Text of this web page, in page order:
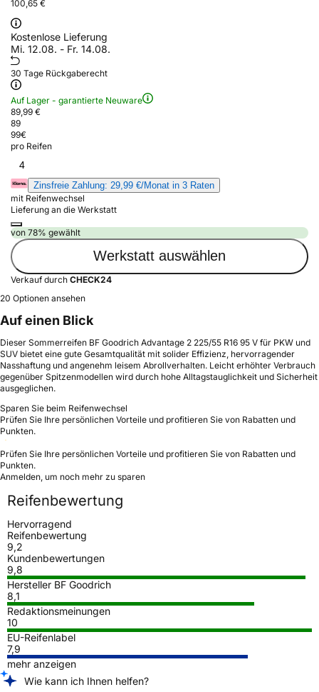
100,65 €
Kostenlose Lieferung
Mi. 12.08. - Fr. 14.08.
30 Tage Rückgaberecht
Auf Lager - garantierte Neuware
89,99 €
89
99€
pro Reifen
4
Zinsfreie Zahlung: 29,99 €/Monat in 3 Raten
mit Reifenwechsel
Lieferung an die Werkstatt
von 78% gewählt
Werkstatt auswählen
Verkauf durch CHECK24
20 Optionen ansehen
Auf einen Blick
Dieser Sommerreifen BF Goodrich Advantage 2 225/55 R16 95 V für PKW und
SUV bietet eine gute Gesamtqualität mit solider Effizienz, hervorragender
Nasshaftung und angenehm leisem Abrollverhalten. Leicht erhöhter Verbrauch
gegenüber Spitzenmodellen wird durch hohe Alltagstauglichkeit und Sicherheit
ausgeglichen.
Sparen Sie beim Reifenwechsel
Prüfen Sie Ihre persönlichen Vorteile und profitieren Sie von Rabatten und
Punkten.
Prüfen Sie Ihre persönlichen Vorteile und profitieren Sie von Rabatten und
Punkten.
Anmelden, um noch mehr zu sparen
Reifenbewertung
Hervorragend
Reifenbewertung
9,2
Kundenbewertungen
9,8
Hersteller BF Goodrich
8,1
Redaktionsmeinungen
10
EU-Reifenlabel
7,9
mehr anzeigen
Wie kann ich Ihnen helfen?